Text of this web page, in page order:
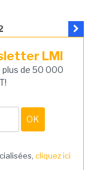
LMI
de 50 000
cliquez ici